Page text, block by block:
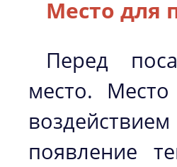
Место для
Перед
место.
появление